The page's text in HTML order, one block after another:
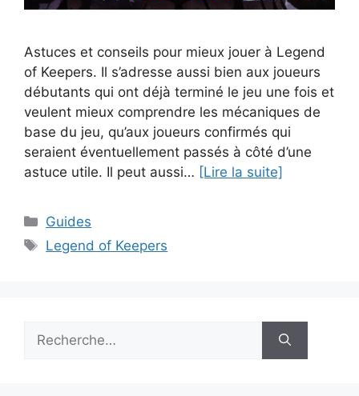
Astuces et conseils pour mieux jouer à Legend
of Keepers. Il s’adresse aussi bien aux joueurs
débutants qui ont déjà terminé le jeu une fois et
veulent mieux comprendre les mécaniques de
base du jeu, qu’aux joueurs confirmés qui
seraient éventuellement passés à côté d’une
astuce utile. Il peut aussi… [Lire la suite]
Catégories
Guides
Étiquettes
Legend of Keepers